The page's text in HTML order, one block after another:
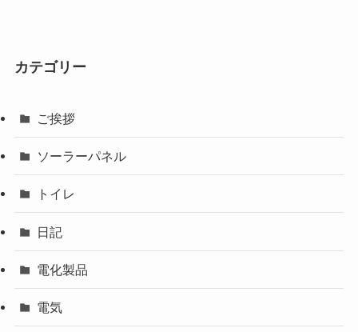
カテゴリー
ご挨拶
ソーラーパネル
トイレ
日記
電化製品
電気